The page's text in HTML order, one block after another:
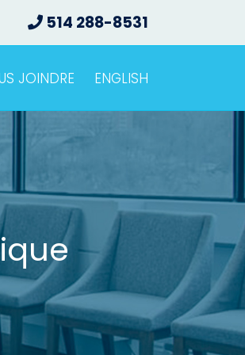
514 288-8531
JOINDRE ENGLISH